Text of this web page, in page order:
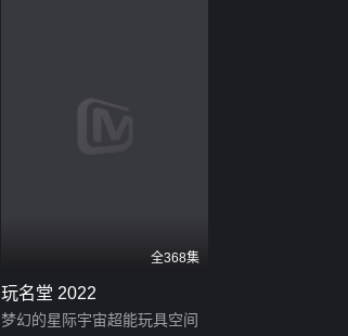
全368集
玩名堂 2022
梦幻的星际宇宙超能玩具空间